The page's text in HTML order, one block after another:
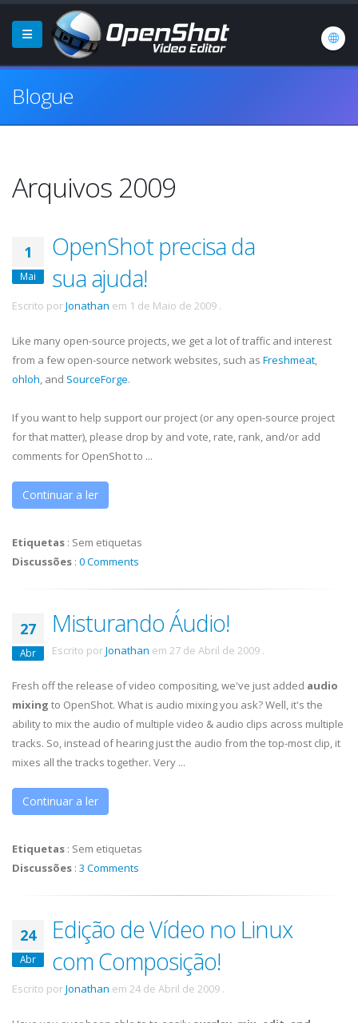
Blogue
Arquivos 2009
1
Mai
OpenShot precisa da
sua ajuda!
Escrito porJonathan em 1 de Maio de 2009 .
Like many open-source projects, we get a lot of traffic and interest
from a few open-source network websites, such as Freshmeat,
ohloh, and SourceForge.
If you want to help support our project (or any open-source project
for that matter), please drop by and vote, rate, rank, and/or add
comments for OpenShot to ...
Continuar a ler
Etiquetas : Sem etiquetas
Discussões : 0 Comments
27
Abr
Misturando Áudio!
Escrito porJonathan em 27 de Abril de 2009 .
Fresh off the release of video compositing, we've just added audio
mixing to OpenShot. What is audio mixing you ask? Well, it's the
ability to mix the audio of multiple video & audio clips across multiple
tracks. So, instead of hearing just the audio from the top-most clip, it
mixes all the tracks together. Very ...
Continuar a ler
Etiquetas : Sem etiquetas
Discussões : 3 Comments
24
Abr
Edição de Vídeo no Linux
com Composição!
Escrito porJonathan em 24 de Abril de 2009 .